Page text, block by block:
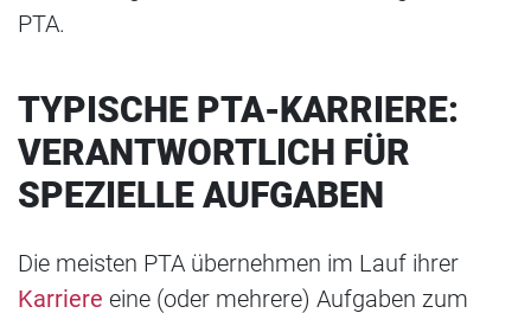
PTA.
TYPISCHE PTA-KARRIERE:
VERANTWORTLICH FÜR
SPEZIELLE AUFGABEN
Die meisten PTA übernehmen im Lauf ihrer
Karriere eine (oder mehrere) Aufgaben zum